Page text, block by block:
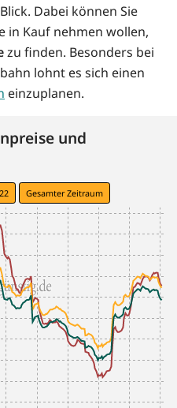
Dabei können Sie
in Kauf nehmen wollen,
zu finden. Besonders bei
lohnt es sich einen
einzuplanen.
und
Gesamter Zeitraum